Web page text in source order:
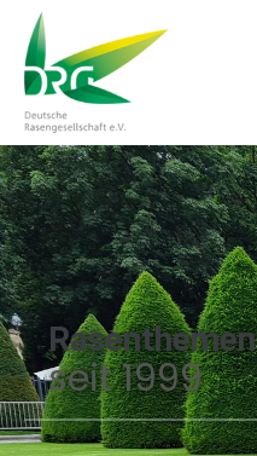
Rasenthemen
seit 1999